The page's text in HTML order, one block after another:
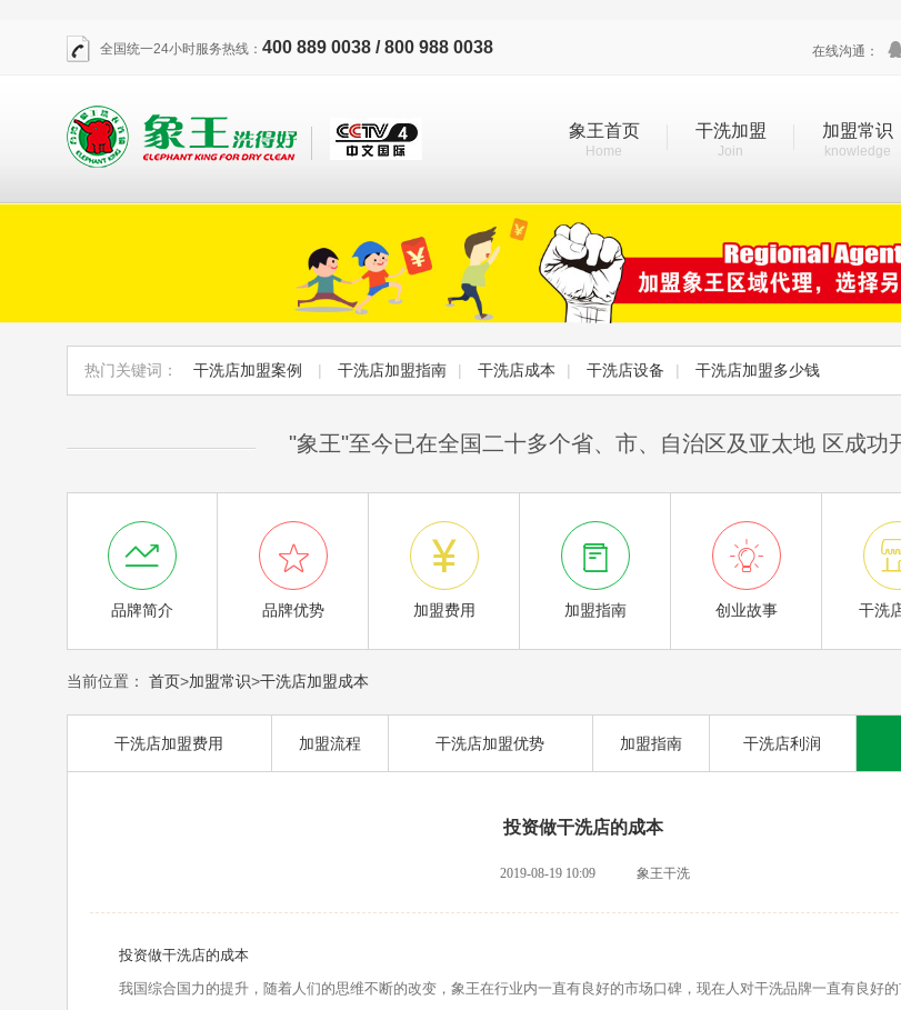
全国统一24小时服务热线： 400 889 0038 / 800 988 0038 在线沟通：
象王首页
Home
干洗加盟
Join
加盟常识
knowledge
热门关键词： 干洗店加盟案例 | 干洗店加盟指南 | 干洗店成本 | 干洗店设备 | 干洗店加盟多少钱
"象王"至今已在全国二十多个省、市、自治区及亚太地 区成功

品牌简介

品牌优势

加盟费用

加盟指南

创业故事 干洗
当前位置： 首页>加盟常识>干洗店加盟成本
干洗店加盟费用 加盟流程 干洗店加盟优势 加盟指南 干洗店利润
投资做干洗店的成本
2019-08-19 10:09 象王干洗
投资做干洗店的成本
我国综合国力的提升，随着人们的思维不断的改变，象王在行业内一直有良好的市场口碑，现在人对干洗品牌一直有良好的